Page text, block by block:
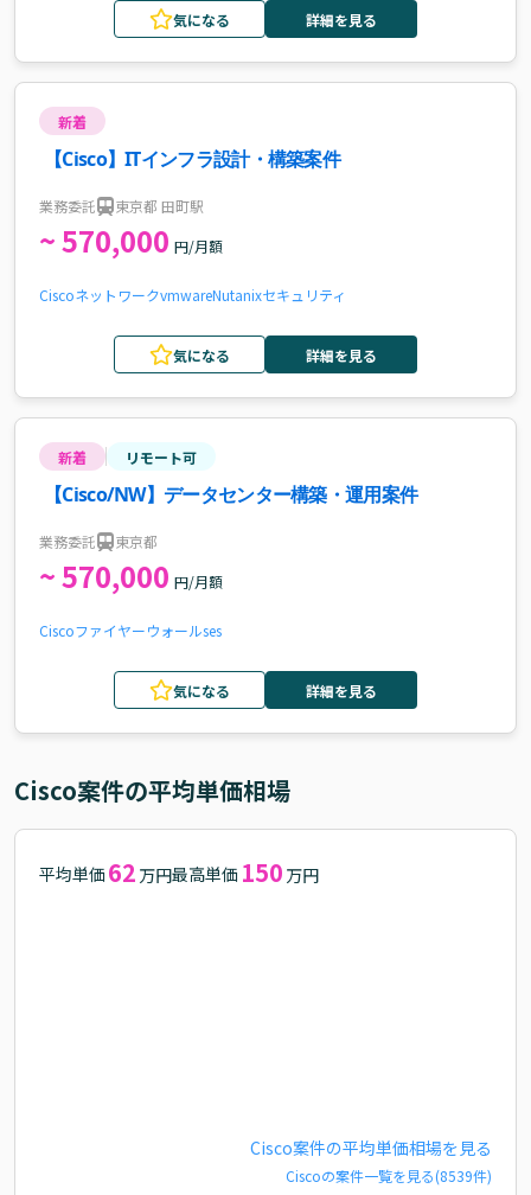
気になる 詳細を見る
新着
【Cisco】ITインフラ設計・構築案件
業務委託 東京都 田町駅
~ 570,000 円/月額
CiscoネットワークvmwareNutanixセキュリティ
気になる 詳細を見る
新着 リモート可
【Cisco/NW】データセンター構築・運用案件
業務委託 東京都
~ 570,000 円/月額
Ciscoファイヤーウォールses
気になる 詳細を見る
Cisco案件の平均単価相場
平均単価 62 万円最高単価 150 万円
Cisco案件の平均単価相場を見る
Ciscoの案件一覧を見る(8539件)